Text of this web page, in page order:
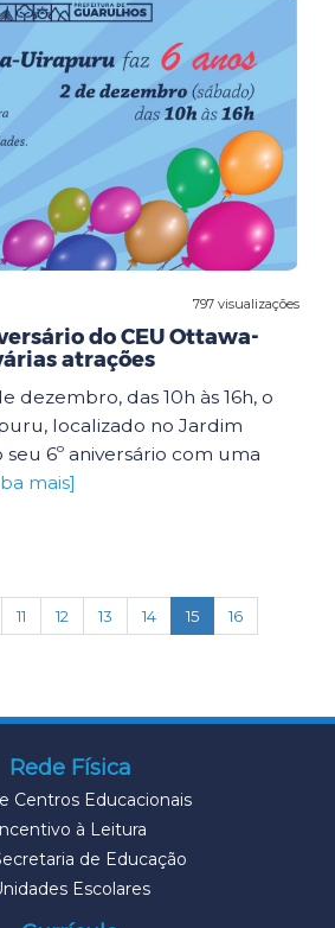
797 visualizações
do CEU Ottawa-
atrações
dezembro, das 10h às 16h, o
localizado no Jardim
6º aniversário com uma
mais]
11 12 13 14 15(current)
16
Rede Física
Centros Educacionais
Incentivo à Leitura
de Educação
Escolares